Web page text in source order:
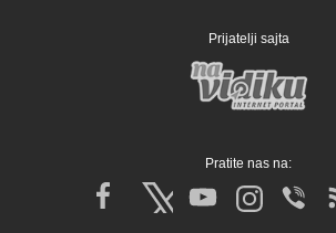
Prijatelji sajta
Pratite nas na: